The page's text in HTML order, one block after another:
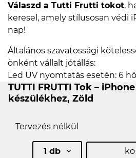
Válaszd a Tutti Frutti tokot,
keresel, amely stílusosan védi
nap!
Általános szavatossági
önként vállalt jótállás:
Led UV nyomtatás esetén: 6
TUTTI FRUTTI Tok –
készülékhez, Zöld
Tervezés nélkül
1 db